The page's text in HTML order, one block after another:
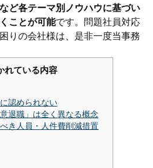
ど各テーマ別ノウハウに基づい
ことが可能です。問題社員対応
りの会社様は、是非一度当事務
れている内容
認められない
退職」は全く異なる概念
き人員・人件費削減措置